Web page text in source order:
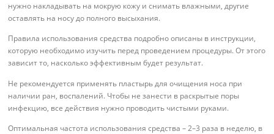
нужно накладывать на мокрую кожу и снимать влажными, другие
оставлять на носу до полного высыхания.
Правила использования средства подробно описаны в инструкции,
которую необходимо изучить перед проведением процедуры. От этого
зависит то, насколько эффективным будет результат.
Не рекомендуется применять пластырь для очищения носа при
наличии ран, воспалений. Чтобы не занести в раскрытые поры
инфекцию, все действия нужно проводить чистыми руками.
Оптимальная частота использования средства – 2–3 раза в неделю, в